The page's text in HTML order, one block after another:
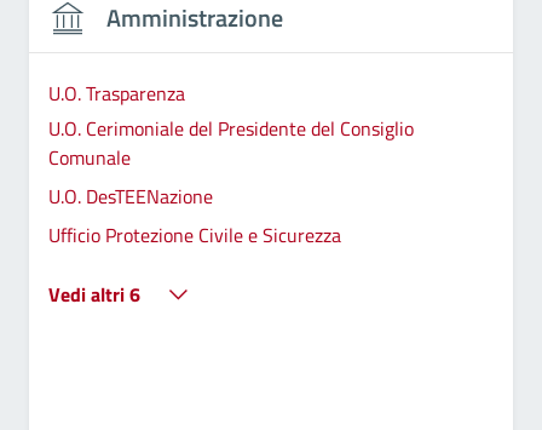
Amministrazione
U.O. Trasparenza
U.O. Cerimoniale del Presidente del Consiglio
Comunale
U.O. DesTEENazione
Ufficio Protezione Civile e Sicurezza
Vedi altri 6